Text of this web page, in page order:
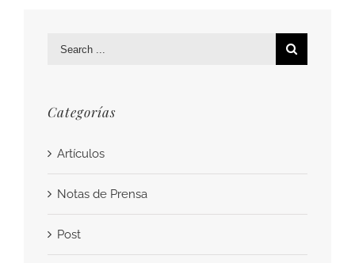
Search
Categorías
Artículos
Notas de Prensa
Post